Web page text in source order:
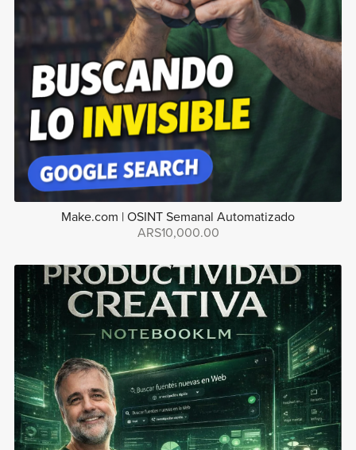
Make.com | OSINT Semanal Automatizado
ARS10,000.00